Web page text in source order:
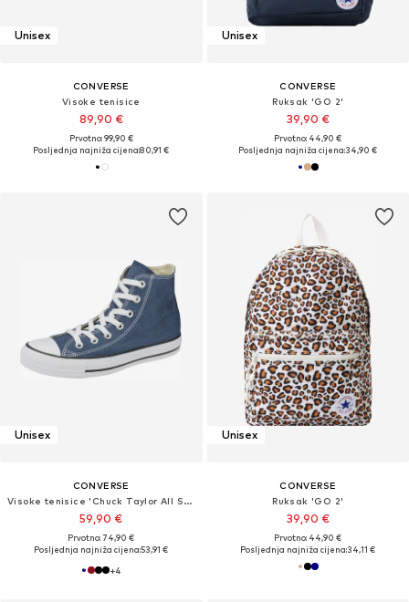
Unisex
CONVERSE
Visoke tenisice
89,90 €
Prvotno: 99,90 €
Posljednja najniža cijena:80,91 €
Unisex
CONVERSE
Ruksak 'GO 2'
39,90 €
Prvotno: 44,90 €
Posljednja najniža cijena:34,90 €
Unisex
CONVERSE
Visoke tenisice 'Chuck Taylor All Star Classic'
59,90 €
Prvotno: 74,90 €
Posljednja najniža cijena:53,91 €
+4
Unisex
CONVERSE
Ruksak 'GO 2'
39,90 €
Prvotno: 44,90 €
Posljednja najniža cijena:34,11 €